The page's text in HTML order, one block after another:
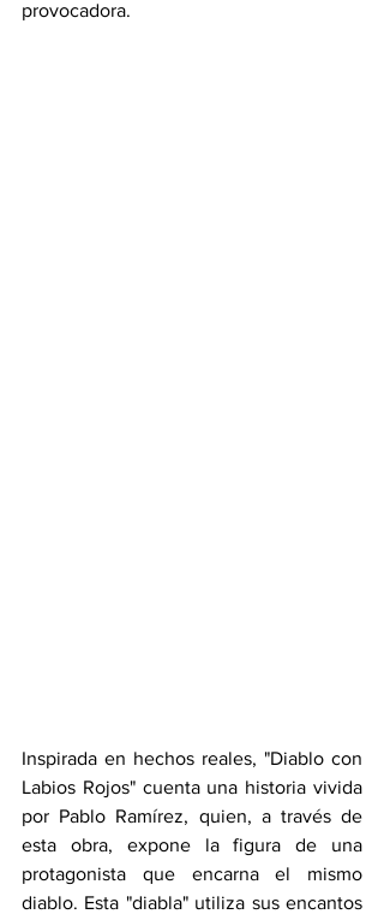
provocadora.
Inspirada en hechos reales, "Diablo con
Labios Rojos" cuenta una historia vivida
por Pablo Ramírez, quien, a través de
esta obra, expone la figura de una
protagonista que encarna el mismo
diablo. Esta "diabla" utiliza sus encantos